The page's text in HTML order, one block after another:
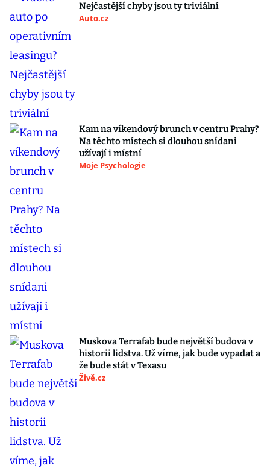
Nejčastější chyby jsou ty triviální
Auto.cz
Kam na víkendový brunch v centru Prahy?
Na těchto místech si dlouhou snídani
užívají i místní
Moje Psychologie
Muskova Terrafab bude největší budova v
historii lidstva. Už víme, jak bude vypadat a
že bude stát v Texasu
Živě.cz